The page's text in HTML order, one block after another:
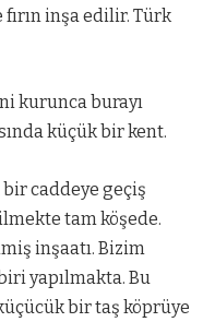
inşa edilir. Türk
kurunca burayı
küçük bir kent.
bir caddeye geçiş
tam köşede.
inşaatı. Bizim
yapılmakta. Bu
bir taş köprüye